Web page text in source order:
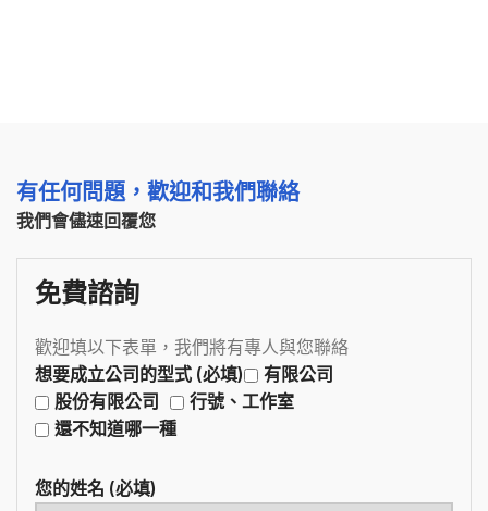
有任何問題，歡迎和我們聯絡
我們會儘速回覆您
免費諮詢
歡迎填以下表單，我們將有專人與您聯絡
想要成立公司的型式 (必填)
有限公司
股份有限公司
行號、工作室
還不知道哪一種
您的姓名 (必填)